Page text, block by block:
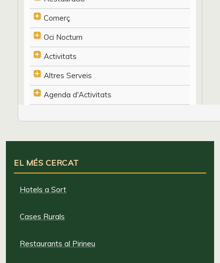
Comerç
Oci Nocturn
Activitats
Altres Serveis
Agenda d'Activitats
EL MÉS CERCAT
Hotels a Sort
Cases Rurals
Restaurants al Pirineu